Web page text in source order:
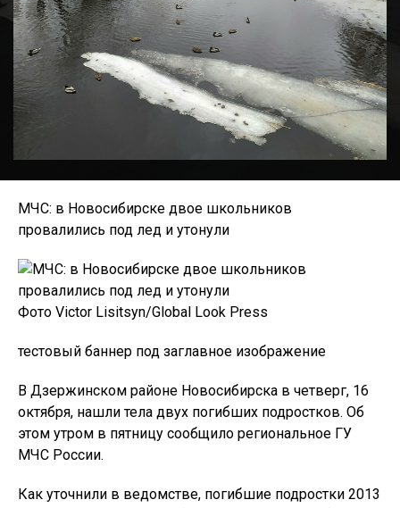
МЧС: в Новосибирске двое школьников
провалились под лед и утонули
Фото Victor Lisitsyn/Global Look Press
тестовый баннер под заглавное изображение
В Дзержинском районе Новосибирска в четверг, 16
октября, нашли тела двух погибших подростков. Об
этом утром в пятницу сообщило региональное ГУ
МЧС России.
Как уточнили в ведомстве, погибшие подростки 2013